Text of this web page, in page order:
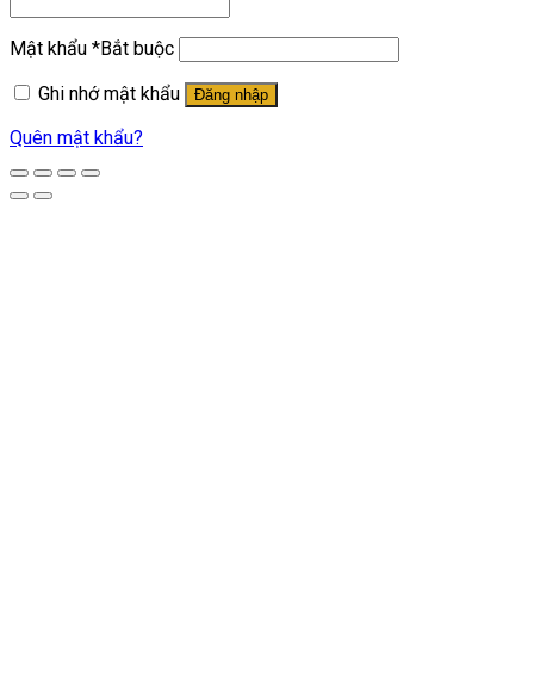
Mật khẩu *Bắt buộc
Ghi nhớ mật khẩu
Đăng nhập
Quên mật khẩu?